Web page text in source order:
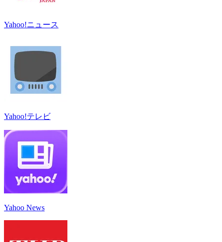
Yahoo!ニュース
Yahoo!テレビ
Yahoo News